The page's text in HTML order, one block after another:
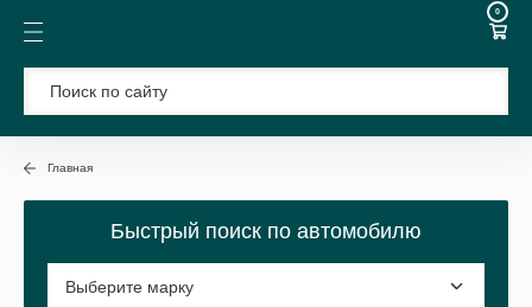
0
Главная
Быстрый поиск по автомобилю